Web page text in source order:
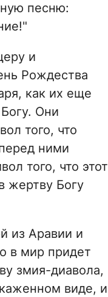
песню:
и
Рождества
как их еще
Они
того, что
ними
того, что этот
жертву Богу
из Аравии и
в мир придет
змия-диавола,
виде, и